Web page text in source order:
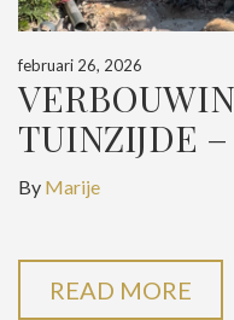
februari 26, 2026
TUINZIJDE
By Marije
READ MORE